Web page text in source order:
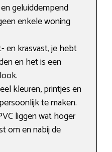
geluiddempend
enkele woning
en krasvast, je hebt
en het is een
kleuren, printjes en
te maken.
liggen wat hoger
om en nabij de